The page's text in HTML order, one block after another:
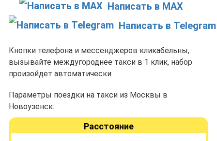
Написать в MAX
Написать в Telegram
Кнопки телефона и мессенджеров кликабельны,
вызывайте междугороднее такси в 1 клик, набор
произойдет автоматически.
Параметры поездки на такси из Москвы в
Новоузенск:
Расстояние